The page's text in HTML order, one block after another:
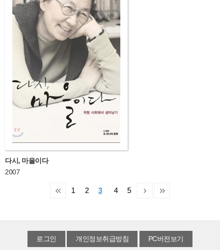
다시, 마을이다
2007
1 2 3 4 5
로그인 개인정보취급방침 PC버전보기